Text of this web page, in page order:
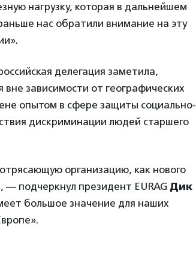
нагрузку, которая в дальнейшем
нас обратили внимание на эту
делегация заметила,
зависимости от географических
опытом в сфере защиты социально-
дискриминации людей старшего
организацию, как нового
подчеркнул президент EURAG Дик
большое значение для наших